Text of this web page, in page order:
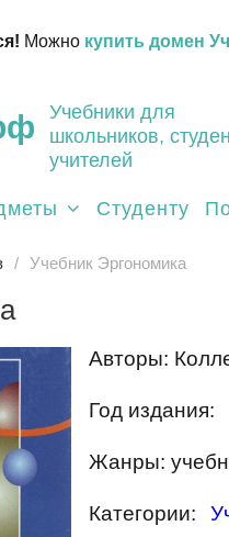
Можно купить домен
Учебники для
школьников,
учителей
Студенту
Учебник Эргономика
Авторы:
Год издания:
Жанры:
Категории: